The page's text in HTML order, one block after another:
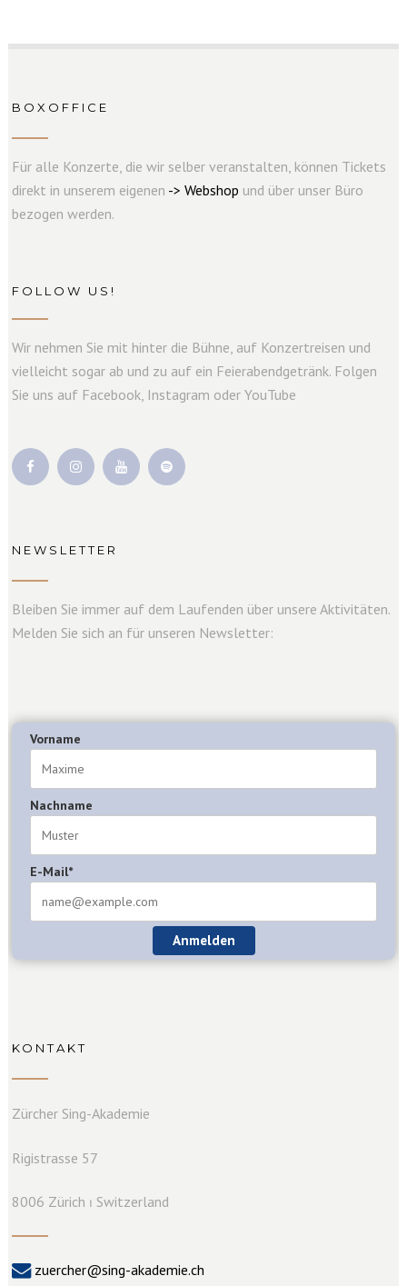
BOXOFFICE
Für alle Konzerte, die wir selber veranstalten, können Tickets
direkt in unserem eigenen ->Webshop und über unser Büro
bezogen werden.
FOLLOW US!
Wir nehmen Sie mit hinter die Bühne, auf Konzertreisen und
vielleicht sogar ab und zu auf ein Feierabendgetränk. Folgen
Sie uns auf Facebook, Instagram oder YouTube
NEWSLETTER
Bleiben Sie immer auf dem Laufenden über unsere Aktivitäten.
Melden Sie sich an für unseren Newsletter:
Vorname
Nachname
E-Mail*
Anmelden
KONTAKT
Zürcher Sing-Akademie
Rigistrasse 57
8006 Zürich ⏐ Switzerland
zuercher@sing-akademie.ch